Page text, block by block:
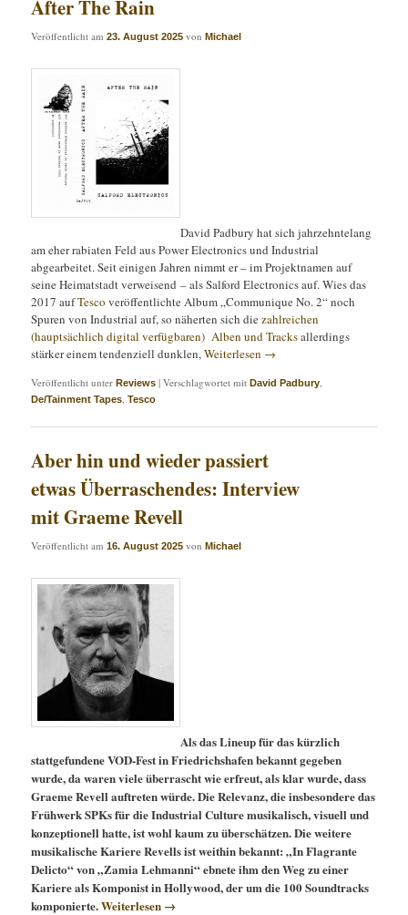
After The Rain
Veröffentlicht am23. August 2025 vonMichael
David Padbury hat sich jahrzehntelang
am eher rabiaten Feld aus Power Electronics und Industrial
abgearbeitet. Seit einigen Jahren nimmt er – im Projektnamen auf
seine Heimatstadt verweisend – als Salford Electronics auf. Wies das
2017 aufTesco veröffentlichte Album „Communique No. 2“ noch
Spuren von Industrial auf, so näherten sich diezahlreichen
(hauptsächlich digital verfügbaren) Alben und Tracksallerdings
stärker einem tendenziell dunklen,Weiterlesen →
Veröffentlicht unter Reviews |Verschlagwortet mit David Padbury,
De/Tainment Tapes,Tesco
Aber hin und wieder passiert
etwas Überraschendes: Interview
mit Graeme Revell
Veröffentlicht am16. August 2025 vonMichael
Als das Lineup für das kürzlich
stattgefundene VOD-Fest in Friedrichshafen bekannt gegeben
wurde, da waren viele überrascht wie erfreut, als klar wurde, dass
Graeme Revell auftreten würde. Die Relevanz, die insbesondere das
Frühwerk SPKs für die Industrial Culture musikalisch, visuell und
konzeptionell hatte, ist wohl kaum zu überschätzen. Die weitere
musikalische Kariere Revells ist weithin bekannt: „In Flagrante
Delicto“ von „Zamia Lehmanni“ ebnete ihm den Weg zu einer
Kariere als Komponist in Hollywood, der um die 100 Soundtracks
komponierte.Weiterlesen →